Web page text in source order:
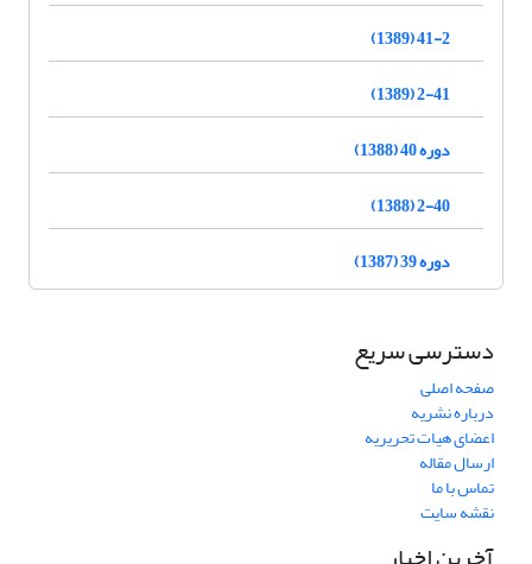
41-2 (1389)
2-41 (1389)
دوره 40 (1388)
2-40 (1388)
دوره 39 (1387)
دسترسی سریع
صفحه اصلی
درباره نشریه
اعضای هیات تحریریه
ارسال مقاله
تماس با ما
نقشه سایت